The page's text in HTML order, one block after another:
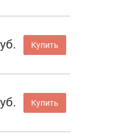
Купить
Купить